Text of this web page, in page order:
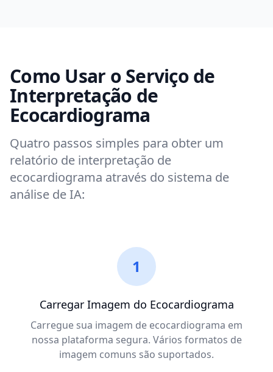
Como Usar o Serviço de
Interpretação de
Ecocardiograma
Quatro passos simples para obter um
relatório de interpretação de
ecocardiograma através do sistema de
análise de IA:
1
Carregar Imagem do Ecocardiograma
Carregue sua imagem de ecocardiograma em
nossa plataforma segura. Vários formatos de
imagem comuns são suportados.